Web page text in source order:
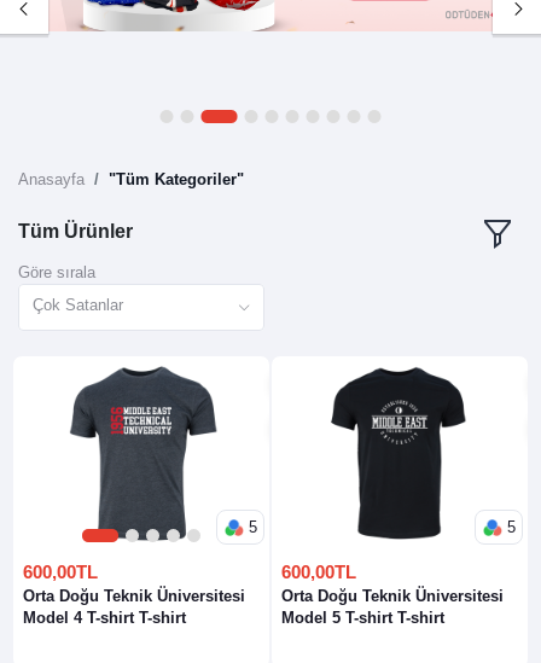
1 2 3 4 5 6 7 8 9 10
Anasayfa "Tüm Kategoriler"
Tüm Ürünler
Göre sırala
Çok Satanlar
1 2 3 4 5
5
600,00TL
Orta Doğu Teknik Üniversitesi
Model 4 T-shirt T-shirt
5
600,00TL
Orta Doğu Teknik Üniversitesi
Model 5 T-shirt T-shirt